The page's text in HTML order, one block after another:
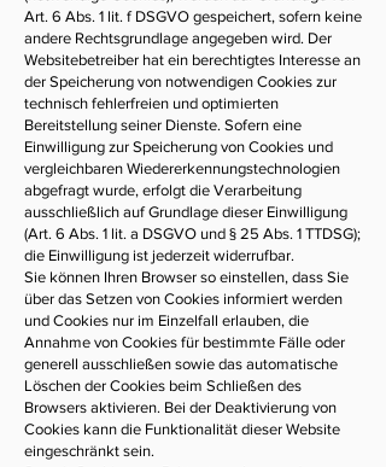
Art. 6 Abs. 1 lit. f DSGVO gespeichert, sofern keine
andere Rechtsgrundlage angegeben wird. Der
Websitebetreiber hat ein berechtigtes Interesse an
der Speicherung von notwendigen Cookies zur
technisch fehlerfreien und optimierten
Bereitstellung seiner Dienste. Sofern eine
Einwilligung zur Speicherung von Cookies und
vergleichbaren Wiedererkennungstechnologien
abgefragt wurde, erfolgt die Verarbeitung
ausschließlich auf Grundlage dieser Einwilligung
(Art. 6 Abs. 1 lit. a DSGVO und § 25 Abs. 1 TTDSG);
die Einwilligung ist jederzeit widerrufbar.
Sie können Ihren Browser so einstellen, dass Sie
über das Setzen von Cookies informiert werden
und Cookies nur im Einzelfall erlauben, die
Annahme von Cookies für bestimmte Fälle oder
generell ausschließen sowie das automatische
Löschen der Cookies beim Schließen des
Browsers aktivieren. Bei der Deaktivierung von
Cookies kann die Funktionalität dieser Website
eingeschränkt sein.